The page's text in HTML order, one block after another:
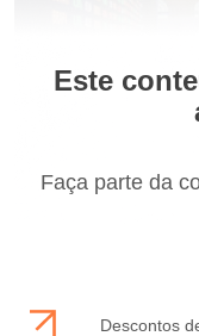
Este
Faça parte da
Descontos